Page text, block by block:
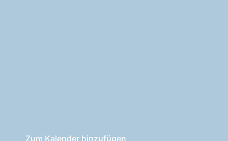
Zum Kalender hinzufügen